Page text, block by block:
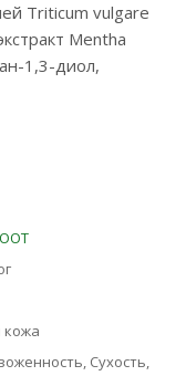
Triticum vulgare
Mentha
1,3-диол,
кожа
Сухость,